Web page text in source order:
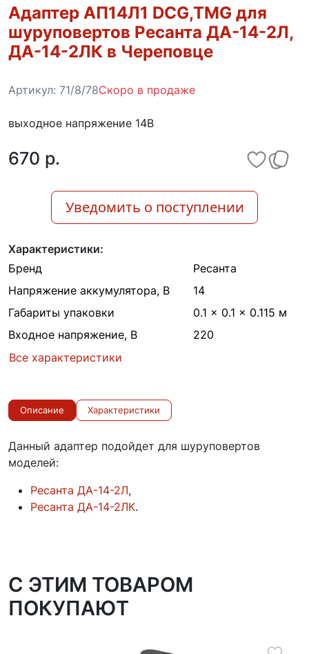
Адаптер АП14Л1 DCG,TMG для
шуруповертов Ресанта ДА-14-2Л,
ДА-14-2ЛК в Череповце
Артикул: 71/8/78Скоро в продаже
выходное напряжение 14В
670 p.
Уведомить о поступлении
Характеристики:
Бренд
Ресанта
Напряжение аккумулятора, В
14
Габариты упаковки
0.1 × 0.1 × 0.115 м
Входное напряжение, В
220
Все характеристики
Описание Характеристики
Данный адаптер подойдет для шуруповертов
моделей:
Ресанта ДА-14-2Л,
Ресанта ДА-14-2ЛК.
C ЭТИМ ТОВАРОМ
ПОКУПАЮТ